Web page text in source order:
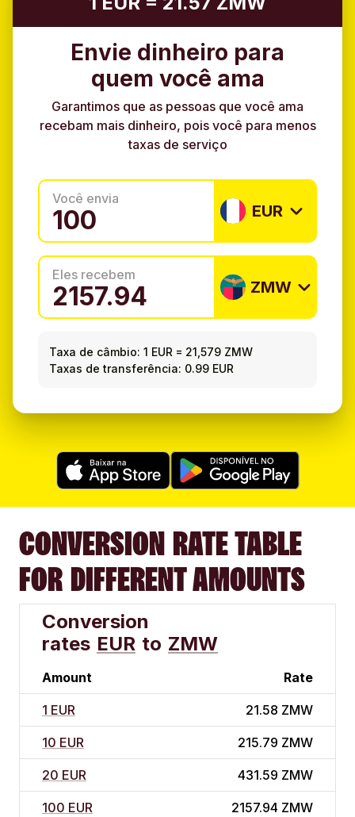
Envie dinheiro para
quem você ama
Garantimos que as pessoas que você ama
recebam mais dinheiro, pois você para menos
taxas de serviço
Você envia
EUR
Eles recebem
ZMW
Taxa de câmbio: 1 EUR = 21,579 ZMW
Taxas de transferência: 0.99 EUR
CONVERSION RATE TABLE
FOR DIFFERENT AMOUNTS
Conversion
rates EUR to ZMW
Amount Rate
1 EUR 21.58 ZMW
10 EUR 215.79 ZMW
20 EUR 431.59 ZMW
100 EUR 2157.94 ZMW